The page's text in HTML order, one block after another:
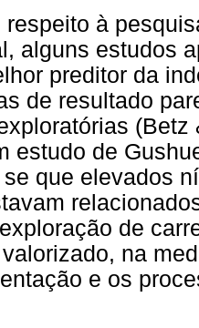
respeito à
alguns estudos
preditor da
de resultado
(Betz
estudo de
que elevados
de
na
e os